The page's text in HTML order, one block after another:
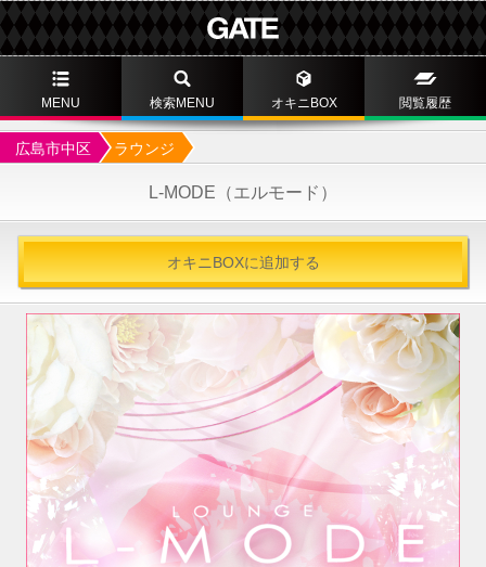
MENU 検索MENU オキニBOX 閲覧履歴
広島市中区 ラウンジ
L-MODE（エルモード）
オキニBOXに追加する